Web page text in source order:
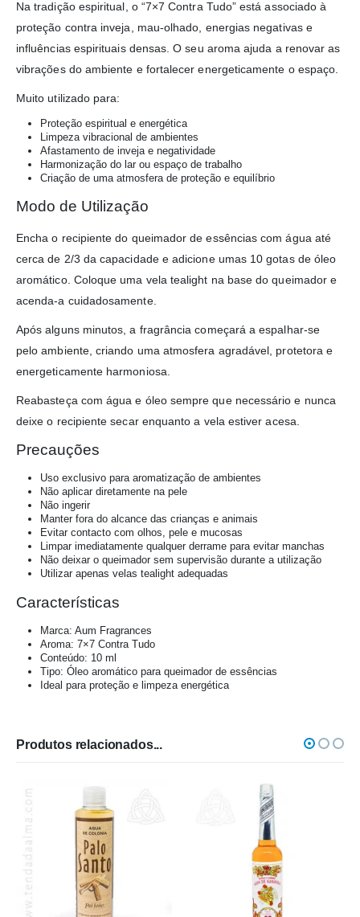
Na tradição espiritual, o “7×7 Contra Tudo” está associado à
proteção contra inveja, mau-olhado, energias negativas e
influências espirituais densas. O seu aroma ajuda a renovar as
vibrações do ambiente e fortalecer energeticamente o espaço.
Muito utilizado para:
Proteção espiritual e energética
Limpeza vibracional de ambientes
Afastamento de inveja e negatividade
Harmonização do lar ou espaço de trabalho
Criação de uma atmosfera de proteção e equilíbrio
Modo de Utilização
Encha o recipiente do queimador de essências com água até
cerca de 2/3 da capacidade e adicione umas 10 gotas de óleo
aromático. Coloque uma vela tealight na base do queimador e
acenda-a cuidadosamente.
Após alguns minutos, a fragrância começará a espalhar-se
pelo ambiente, criando uma atmosfera agradável, protetora e
energeticamente harmoniosa.
Reabasteça com água e óleo sempre que necessário e nunca
deixe o recipiente secar enquanto a vela estiver acesa.
Precauções
Uso exclusivo para aromatização de ambientes
Não aplicar diretamente na pele
Não ingerir
Manter fora do alcance das crianças e animais
Evitar contacto com olhos, pele e mucosas
Limpar imediatamente qualquer derrame para evitar manchas
Não deixar o queimador sem supervisão durante a utilização
Utilizar apenas velas tealight adequadas
Características
Marca: Aum Fragrances
Aroma: 7×7 Contra Tudo
Conteúdo: 10 ml
Tipo: Óleo aromático para queimador de essências
Ideal para proteção e limpeza energética
Produtos relacionados...